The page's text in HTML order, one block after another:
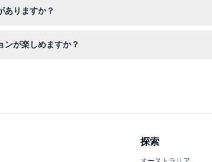
ありますか？
が楽しめますか？
探索